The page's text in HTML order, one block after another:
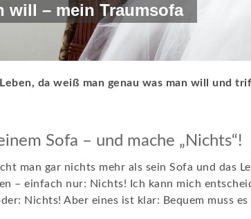
will – mein Traumsofa
da weiß man genau was man will und
Sofa – und mache „Nichts“!
man gar nichts mehr als sein Sofa und das
– einfach nur: Nichts! Ich kann mich
Nichts! Aber eines ist klar: Bequem muss